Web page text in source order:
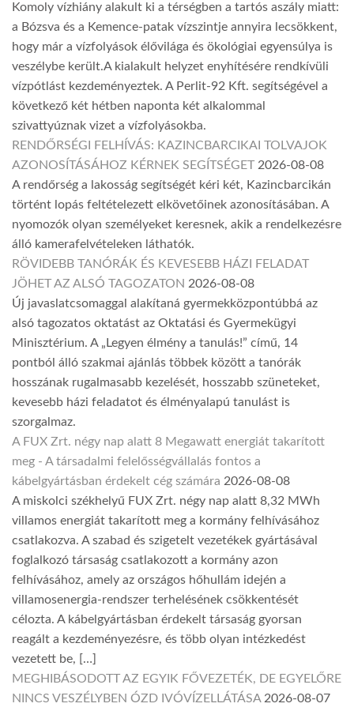
Komoly vízhiány alakult ki a térségben a tartós aszály miatt:
a Bózsva és a Kemence-patak vízszintje annyira lecsökkent,
hogy már a vízfolyások élővilága és ökológiai egyensúlya is
veszélybe került.A kialakult helyzet enyhítésére rendkívüli
vízpótlást kezdeményeztek. A Perlit-92 Kft. segítségével a
következő két hétben naponta két alkalommal
szivattyúznak vizet a vízfolyásokba.
RENDŐRSÉGI FELHÍVÁS: KAZINCBARCIKAI TOLVAJOK
AZONOSÍTÁSÁHOZ KÉRNEK SEGÍTSÉGET 2026-08-08
A rendőrség a lakosság segítségét kéri két, Kazincbarcikán
történt lopás feltételezett elkövetőinek azonosításában. A
nyomozók olyan személyeket keresnek, akik a rendelkezésre
álló kamerafelvételeken láthatók.
RÖVIDEBB TANÓRÁK ÉS KEVESEBB HÁZI FELADAT
JÖHET AZ ALSÓ TAGOZATON 2026-08-08
Új javaslatcsomaggal alakítaná gyermekközpontúbbá az
alsó tagozatos oktatást az Oktatási és Gyermekügyi
Minisztérium. A „Legyen élmény a tanulás!” című, 14
pontból álló szakmai ajánlás többek között a tanórák
hosszának rugalmasabb kezelését, hosszabb szüneteket,
kevesebb házi feladatot és élményalapú tanulást is
szorgalmaz.
A FUX Zrt. négy nap alatt 8 Megawatt energiát takarított
meg - A társadalmi felelősségvállalás fontos a
kábelgyártásban érdekelt cég számára 2026-08-08
A miskolci székhelyű FUX Zrt. négy nap alatt 8,32 MWh
villamos energiát takarított meg a kormány felhívásához
csatlakozva. A szabad és szigetelt vezetékek gyártásával
foglalkozó társaság csatlakozott a kormány azon
felhívásához, amely az országos hőhullám idején a
villamosenergia-rendszer terhelésének csökkentését
célozta. A kábelgyártásban érdekelt társaság gyorsan
reagált a kezdeményezésre, és több olyan intézkedést
vezetett be, […]
MEGHIBÁSODOTT AZ EGYIK FŐVEZETÉK, DE EGYELŐRE
NINCS VESZÉLYBEN ÓZD IVÓVÍZELLÁTÁSA 2026-08-07